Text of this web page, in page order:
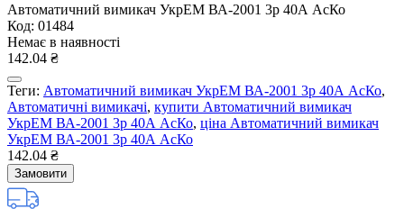
Автоматичний вимикач УкрЕМ ВА-2001 3р 40А АсКо
Код: 01484
Немає в наявності
142.04 ₴
Теги: Автоматичний вимикач УкрЕМ ВА-2001 3р 40А АсКо,
Автоматичні вимикачі, купити Автоматичний вимикач
УкрЕМ ВА-2001 3р 40А АсКо, ціна Автоматичний вимикач
УкрЕМ ВА-2001 3р 40А АсКо
142.04 ₴
Замовити